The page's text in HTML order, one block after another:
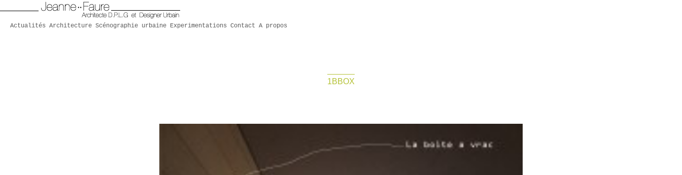
Actualités Architecture Scénographie urbaine Experimentations Contact A propos
1BBOX